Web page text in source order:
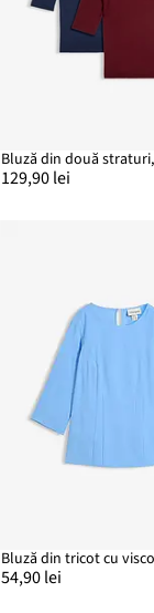
129,90 lei
Bluză din tricot cu
54,90 lei